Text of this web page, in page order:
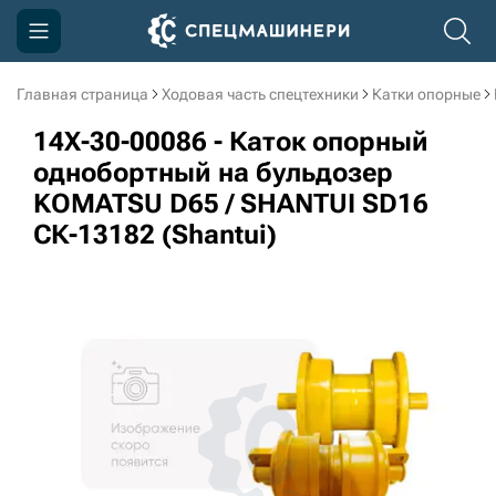
Главная страница Ходовая часть спецтехники Катки опорные
14X-30-00086 - Каток опорный
однобортный на бульдозер
KOMATSU D65 / SHANTUI SD16
СК-13182 (Shantui)
Компания
Акции
Доставка и оплата
Информация
3D тур по складам
sksale@skdst.ru